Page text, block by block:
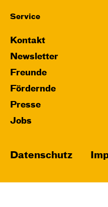
Service
Kontakt
Newsletter
Freunde
Fördernde
Presse
Jobs
Datenschutz